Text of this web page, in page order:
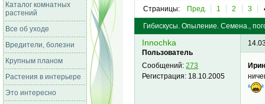
Каталог комнатных
растений
Все об уходе
Вредители, болезни
Крупным планом
Растения в интерьере
Это интересно
Страницы: Пред. 1 2 3
Гибискусы. Опыление. Семена.,
Innochka
Пользователь
Сообщений:273
Регистрация: 18.10.2005